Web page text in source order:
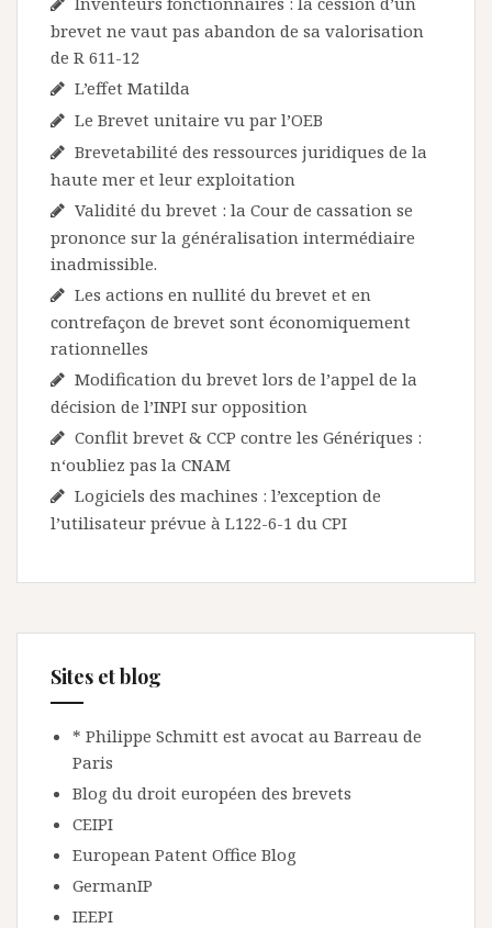
brevet ne vaut pas abandon de sa valorisation
de R 611-12
L’effet Matilda
Le Brevet unitaire vu par l’OEB
Brevetabilité des ressources juridiques de la
haute mer et leur exploitation
Validité du brevet : la Cour de cassation se
prononce sur la généralisation intermédiaire
inadmissible.
Les actions en nullité du brevet et en
contrefaçon de brevet sont économiquement
rationnelles
Modification du brevet lors de l’appel de la
décision de l’INPI sur opposition
Conflit brevet & CCP contre les Génériques :
n‘oubliez pas la CNAM
Logiciels des machines : l’exception de
l’utilisateur prévue à L122-6-1 du CPI
Sites et blog
* Philippe Schmitt est avocat au Barreau de
Paris
Blog du droit européen des brevets
CEIPI
European Patent Office Blog
GermanIP
IEEPI